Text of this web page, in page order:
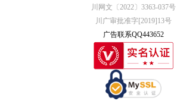
川网文〔2022〕3363-037号
川广审批准字[2019]13号
广告联系QQ443652